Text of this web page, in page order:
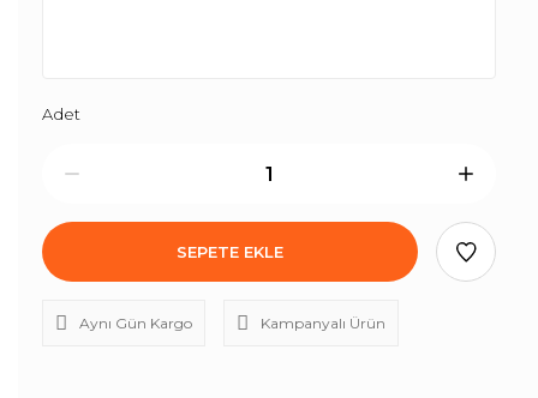
Adet
SEPETE EKLE
Aynı Gün Kargo Kampanyalı Ürün